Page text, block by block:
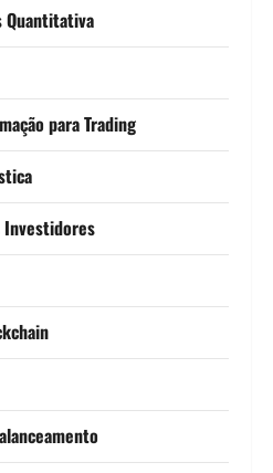
Quantitativa
para Trading
Investidores